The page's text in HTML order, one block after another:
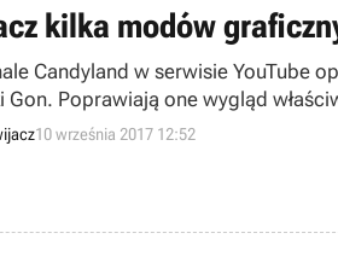
kilka modów
Candyland w serwisie YouTube
Gon. Poprawiają one wygląd
10 września 2017 12:52